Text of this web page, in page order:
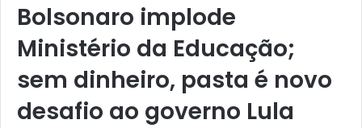
Bolsonaro implode
Ministério da Educação;
sem dinheiro, pasta é novo
desafio ao governo Lula